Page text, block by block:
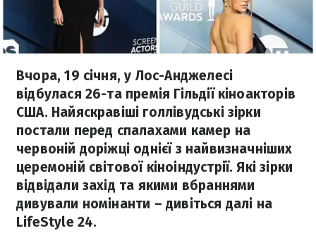
Вчора, 19 січня, у Лос-Анджелесі
відбулася 26-та премія Гільдії кіноакторів
США. Найяскравіші голлівудські зірки
постали перед спалахами камер на
червоній доріжці однієї з найвизначніших
церемоній світової кіноіндустрії. Які зірки
відвідали захід та якими вбраннями
дивували номінанти – дивіться далі на
LifeStyle 24.